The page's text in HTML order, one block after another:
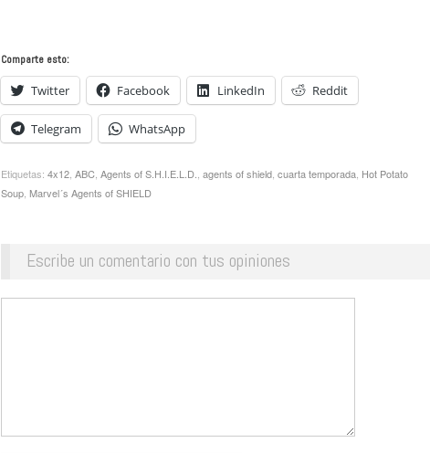
Comparte esto:
Twitter Facebook LinkedIn Reddit
Telegram WhatsApp
Etiquetas: 4x12 ABC Agents of S.H.I.E.L.D. agents of shield cuarta temporada Hot Potato
Soup Marvel´s Agents of SHIELD
Escribe un comentario con tus opiniones